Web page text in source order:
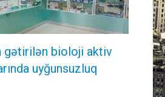
gətirilən bioloji aktiv
uyğunsuzluq